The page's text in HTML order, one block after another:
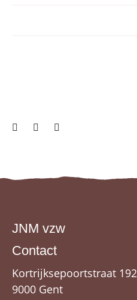
JNM vzw
Contact
Kortrijksepoortstraat 192
9000 Gent